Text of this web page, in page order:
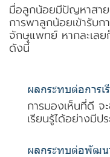
มื่อลูกน้อยมีปัญหาสา
การพาลูกน้อยเข้ารับก
จักษุแพทย์ หากละเล
ดังนี้
ผลกระทบต่อการเ
การมองเห็นที่ดี จ
เรียนรู้ได้อย่างมีป
ผลกระทบต่อพัฒน